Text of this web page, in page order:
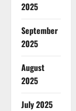
2025
September
2025
August
2025
July 2025